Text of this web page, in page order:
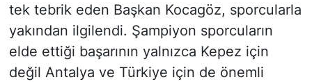
tek tebrik eden Başkan Kocagöz, sporcularla
yakından ilgilendi. Şampiyon sporcuların
elde ettiği başarının yalnızca Kepez için
değil Antalya ve Türkiye için de önemli